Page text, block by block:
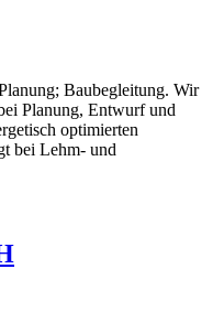
Baubegleitung. Wir
Planung, Entwurf und
optimierten
bei Lehm- und